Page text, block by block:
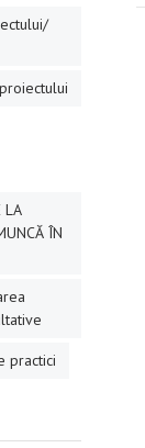
LA
ÎN
practici